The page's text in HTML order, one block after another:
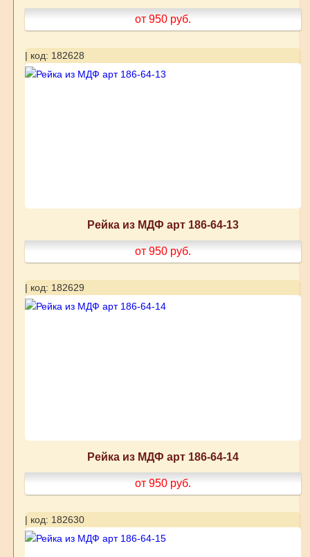
от 950 руб.
| код: 182628
Рейка из МДФ арт 186-64-13
от 950 руб.
| код: 182629
Рейка из МДФ арт 186-64-14
от 950 руб.
| код: 182630